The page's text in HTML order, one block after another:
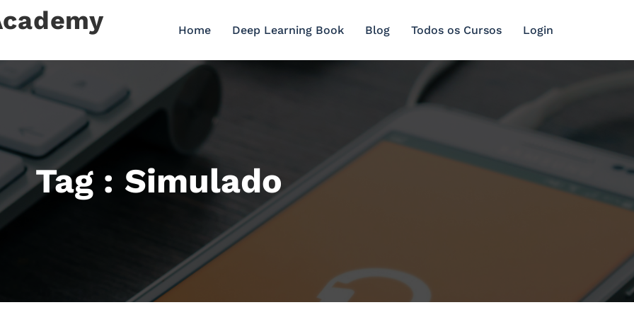
Home Deep Learning Book Blog Todos os Cursos Login
Tag : Simulado